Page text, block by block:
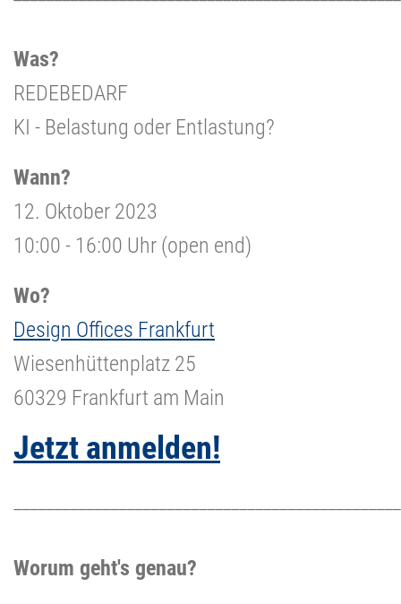
Was?
REDEBEDARF
KI - Belastung oder Entlastung?
Wann?
12. Oktober 2023
10:00 - 16:00 Uhr (open end)
Wo?
Design Offices Frankfurt
Wiesenhüttenplatz 25
60329 Frankfurt am Main
Jetzt anmelden!
Worum geht's genau?